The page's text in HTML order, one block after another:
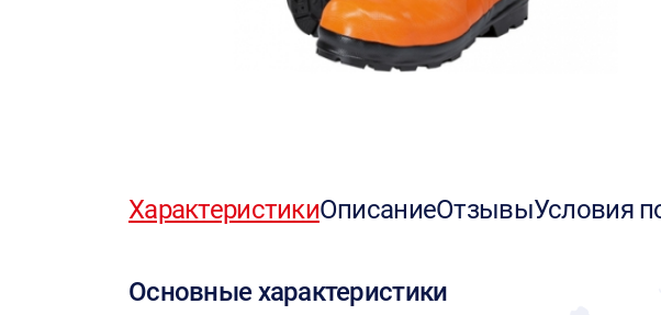
ХарактеристикиОписаниеОтзывыУсловия
Основные характеристики